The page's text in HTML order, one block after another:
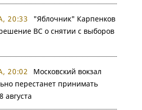
20:33
"Яблочник" Карпенков
ВС о снятии с выборов
20:02
Московский вокзал
перестанет принимать
августа